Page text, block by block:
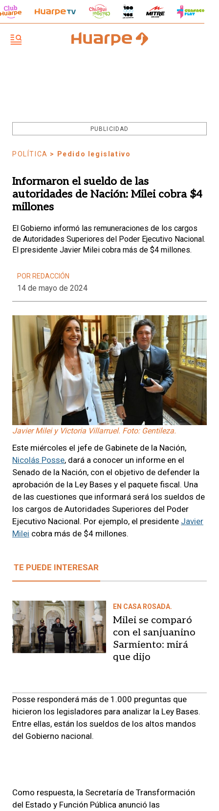
PUBLICIDAD
POLÍTICA > Pedido legislativo
Informaron el sueldo de las
autoridades de Nación: Milei cobra $4
millones
El Gobierno informó las remuneraciones de los cargos
de Autoridades Superiores del Poder Ejecutivo Nacional.
El presidente Javier Milei cobra más de $4 millones.
POR REDACCIÓN
14 de mayo de 2024
Javier Milei y Victoria Villarruel. Foto: Gentileza.
Este miércoles el jefe de Gabinete de la Nación,
Nicolás Posse, dará a conocer un informe en el
Senado de la Nación, con el objetivo de defender la
aprobación de la Ley Bases y el paquete fiscal. Una
de las cuestiones que informará será los sueldos de
los cargos de Autoridades Superiores del Poder
Ejecutivo Nacional. Por ejemplo, el presidente Javier
Milei cobra más de $4 millones.
TE PUEDE INTERESAR
EN CASA ROSADA.
Milei se comparó
con el sanjuanino
Sarmiento: mirá
que dijo
Posse responderá más de 1.000 preguntas que
hicieron los legisladores para analizar la Ley Bases.
Entre ellas, están los sueldos de los altos mandos
del Gobierno nacional.
Como respuesta, la Secretaría de Transformación
del Estado y Función Pública anunció las